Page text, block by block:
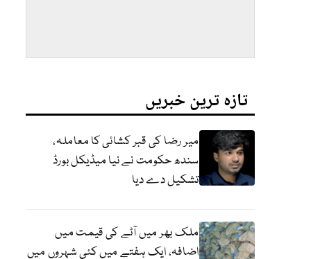
تازہ ترین خبریں
میر رضا کی قبر کشائی کا معاملہ،
سندھ حکومت نے نیا میڈیکل بورڈ
تشکیل دے دیا
ملک بھر میں آٹے کی قیمت میں
اضافہ، ایک ہفتے میں کئی شہروں میں